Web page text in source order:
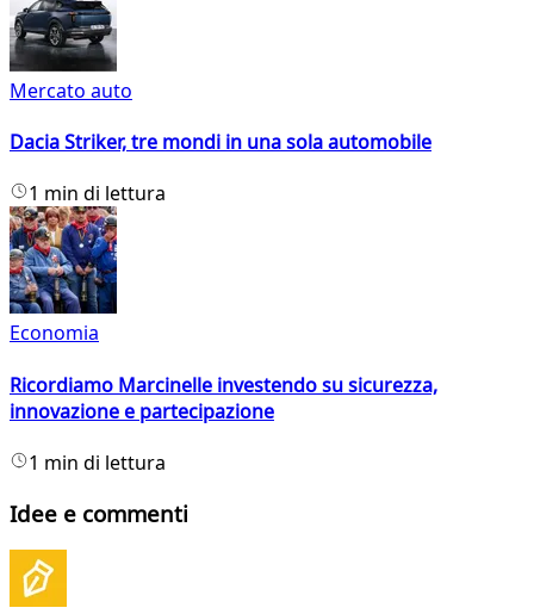
Mercato auto
Dacia Striker, tre mondi in una sola automobile
1 min di lettura
Economia
Ricordiamo Marcinelle investendo su sicurezza,
innovazione e partecipazione
1 min di lettura
Idee e commenti